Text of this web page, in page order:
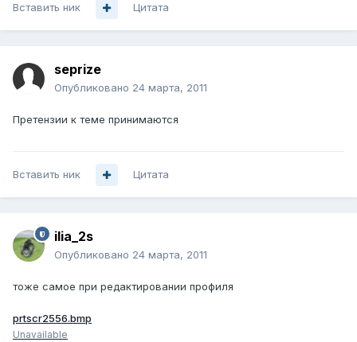
Вставить ник Цитата
seprize
Опубликовано 24 марта, 2011
Претензии к теме принимаются
Вставить ник Цитата
ilia_2s
Опубликовано 24 марта, 2011
тоже самое при редактировании профиля
prtscr2556.bmp
Unavailable